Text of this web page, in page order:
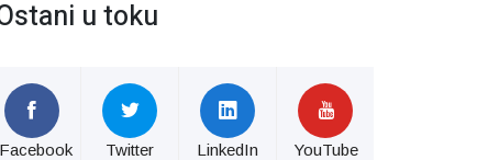
u toku
Facebook Twitter LinkedIn YouTube